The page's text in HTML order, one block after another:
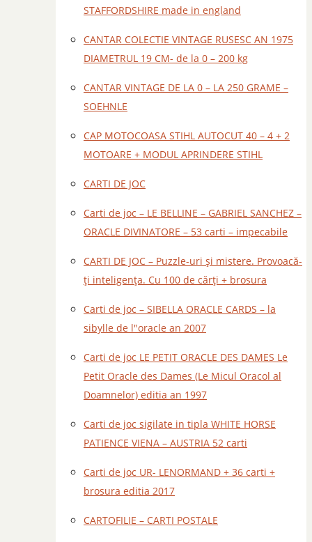
STAFFORDSHIRE made in england
CANTAR COLECTIE VINTAGE RUSESC AN 1975
DIAMETRUL 19 CM- de la 0 – 200 kg
CANTAR VINTAGE DE LA 0 – LA 250 GRAME –
SOEHNLE
CAP MOTOCOASA STIHL AUTOCUT 40 – 4 + 2
MOTOARE + MODUL APRINDERE STIHL
CARTI DE JOC
Carti de joc – LE BELLINE – GABRIEL SANCHEZ –
ORACLE DIVINATORE – 53 carti – impecabile
CARTI DE JOC – Puzzle-uri și mistere. Provoacă-
ți inteligența. Cu 100 de cărți + brosura
Carti de joc – SIBELLA ORACLE CARDS – la
sibylle de l"oracle an 2007
Carti de joc LE PETIT ORACLE DES DAMES Le
Petit Oracle des Dames (Le Micul Oracol al
Doamnelor) editia an 1997
Carti de joc sigilate in tipla WHITE HORSE
PATIENCE VIENA – AUSTRIA 52 carti
Carti de joc UR- LENORMAND + 36 carti +
brosura editia 2017
CARTOFILIE – CARTI POSTALE